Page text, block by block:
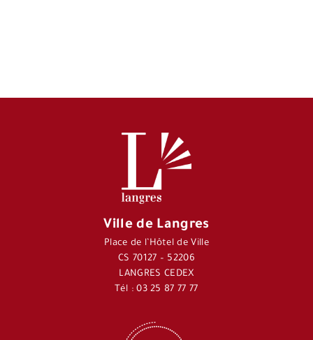
Ville de Langres
Place de l’Hôtel de Ville
CS 70127 – 52206
LANGRES CEDEX
Tél : 03 25 87 77 77